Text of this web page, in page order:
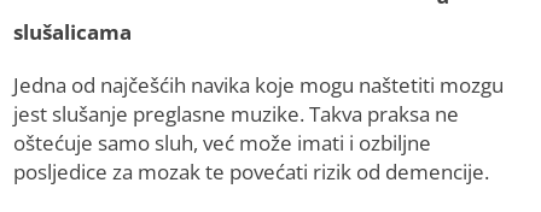
slušalicama
Jedna od najčešćih navika koje mogu naštetiti mozgu
jest slušanje preglasne muzike. Takva praksa ne
oštećuje samo sluh, već može imati i ozbiljne
posljedice za mozak te povećati rizik od demencije.